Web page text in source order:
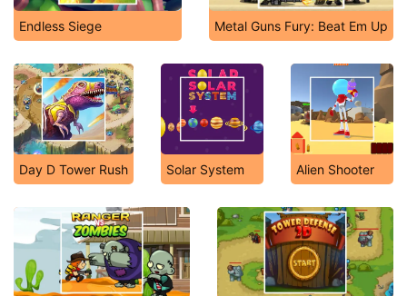
Endless Siege Metal Guns Fury: Beat Em Up
Day D Tower Rush Solar System Alien Shooter